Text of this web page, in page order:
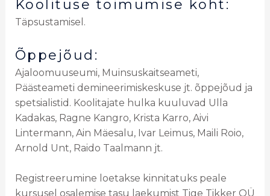
Koolituse toimumise koht:
Täpsustamisel.
Õppejõud:
Ajaloomuuseumi, Muinsuskaitseameti,
Päästeameti demineerimiskeskuse jt. õppejõud ja
spetsialistid. Koolitajate hulka kuuluvad Ulla
Kadakas, Ragne Kangro, Krista Karro, Aivi
Lintermann, Ain Mäesalu, Ivar Leimus, Maili Roio,
Arnold Unt, Raido Taalmann jt.
Registreerumine loetakse kinnitatuks peale
kursusel osalemise tasu laekumist Tige Tikker OÜ